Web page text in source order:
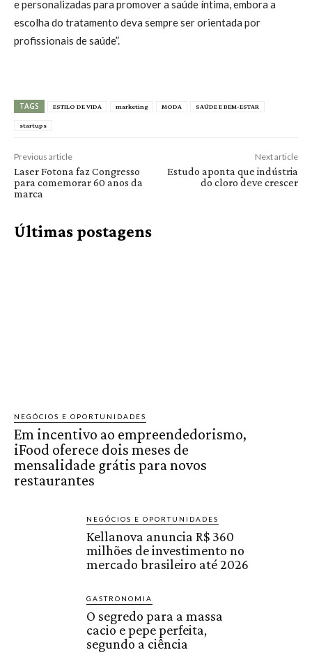
e personalizadas para promover a saúde íntima, embora a
escolha do tratamento deva sempre ser orientada por
profissionais de saúde”.
TAGS ESTILO DE VIDA marketing MODA SAÚDE E BEM-ESTAR
startups
Previous article
Laser Fotona faz Congresso
para comemorar 60 anos da
marca
Next article
Estudo aponta que indústria
do cloro deve crescer
Últimas postagens
NEGÓCIOS E OPORTUNIDADES
Em incentivo ao empreendedorismo,
iFood oferece dois meses de
mensalidade grátis para novos
restaurantes
NEGÓCIOS E OPORTUNIDADES
Kellanova anuncia R$ 360
milhões de investimento no
mercado brasileiro até 2026
GASTRONOMIA
O segredo para a massa
cacio e pepe perfeita,
segundo a ciência